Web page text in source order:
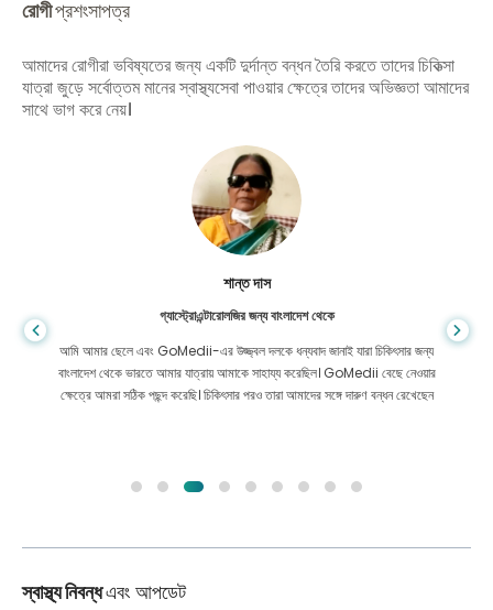
রোগীপ্রশংসাপত্র
আমাদের রোগীরা ভবিষ্যতের জন্য একটি দুর্দান্ত বন্ধন তৈরি করতে তাদের চিকিত্সা
যাত্রা জুড়ে সর্বোত্তম মানের স্বাস্থ্যসেবা পাওয়ার ক্ষেত্রে তাদের অভিজ্ঞতা আমাদের
সাথে ভাগ করে নেয়।
শান্ত দাস
গ্যাস্ট্রোএন্টারোলজির জন্য বাংলাদেশ থেকে
আমি আমার ছেলে এবং GoMedii-এর উজ্জ্বল দলকে ধন্যবাদ জানাই যারা চিকিৎসার জন্য
বাংলাদেশ থেকে ভারতে আমার যাত্রায় আমাকে সাহায্য করেছিল। GoMedii বেছে নেওয়ার
ক্ষেত্রে আমরা সঠিক পছন্দ করেছি। চিকিৎসার পরও তারা আমাদের সঙ্গে দারুণ বন্ধন রেখেছেন
স্বাস্থ্য নিবন্ধএবং আপডেট